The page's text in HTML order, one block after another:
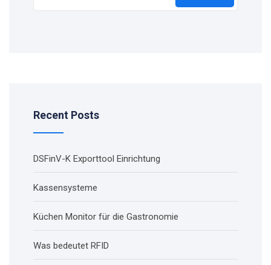
Recent Posts
DSFinV-K Exporttool Einrichtung
Kassensysteme
Küchen Monitor für die Gastronomie
Was bedeutet RFID